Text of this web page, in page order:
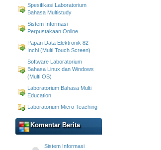
Spesifikasi Laboratorium
Bahasa Multistudy
Sistem Informasi
Perpustakaan Online
Papan Data Elektronik 82
Inchi (Multi Touch Screen)
Software Laboratorium
Bahasa Linux dan Windows
(Multi OS)
Laboratorium Bahasa Multi
Education
Laboratorium Micro Teaching
Komentar Berita
Sistem Informasi